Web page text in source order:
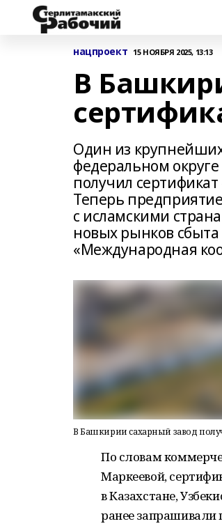
нацпроект 15 НОЯБРЯ 2025, 13:13
В
Один из
федеральном
получил
Теперь
с исламскими
новых рынков сбыта
«Международная
В Башкирии сахарный завод
По словам
Маркеевой,
в Казахстане,
ранее запрашивали